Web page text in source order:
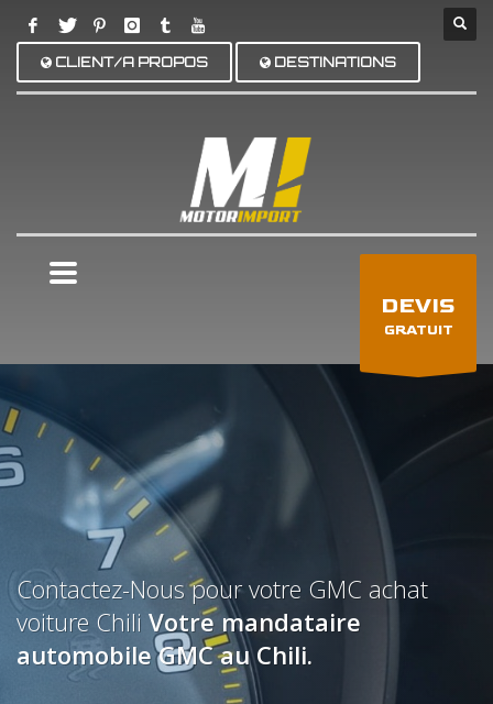
CLIENT/A PROPOS DESTINATIONS
DEVIS
GRATUIT
Contactez-Nous pour votre GMC achat
voiture Chili Votre mandataire
automobile GMC au Chili.